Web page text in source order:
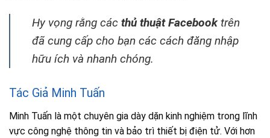
Hy vọng rằng các thủ thuật Facebooktrên
đã cung cấp cho bạn các cách đăng nhập
hữu ích và nhanh chóng.
Tác Giả Minh Tuấn
Minh Tuấn là một chuyên gia dày dặn kinh nghiệm trong lĩnh
vực công nghệ thông tin và bảo trì thiết bị điện tử. Với hơn